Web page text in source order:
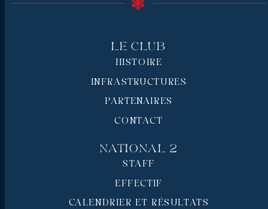
Le Club
HISTOIRE
INFRASTRUCTURES
PARTENAIRES
CONTACT
National 2
STAFF
EFFECTIF
CALENDRIER ET RÉSULTATS